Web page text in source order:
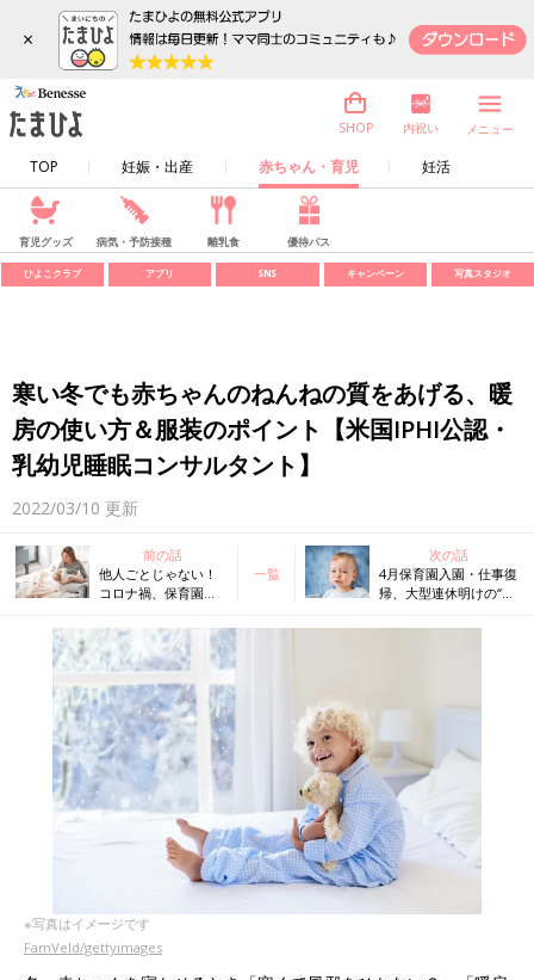
×
TOP 妊娠・出産 赤ちゃん・育児 妊活
SHOP 内祝い メニュー
育児グッズ 病気・予防接種 離乳食 優待パス
ひよこクラブ アプリ SNS キャンペーン 写真スタジオ
寒い冬でも赤ちゃんのねんねの質をあげる、暖
房の使い方＆服装のポイント【米国IPHI公認・
乳幼児睡眠コンサルタント】
2022/03/10 更新
前の話
他人ごとじゃない！
コロナ禍、保育園が
ルが急増中【米国
IPHI公認・乳幼児睡
眠コンサルタント】
一覧
次の話
4月保育園入園・仕事復
帰、大型連休明けの“夜
IPHI公認・乳幼児睡眠
※写真はイメージです
FamVeld/gettyimages